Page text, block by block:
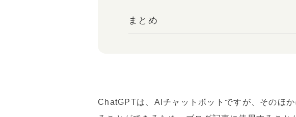
まとめ
ChatGPTは、AIチャットボットですが、そのほ